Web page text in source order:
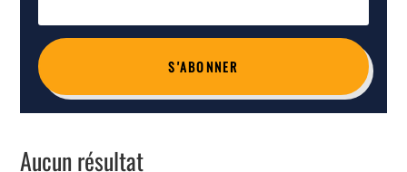
S'ABONNER
Aucun résultat